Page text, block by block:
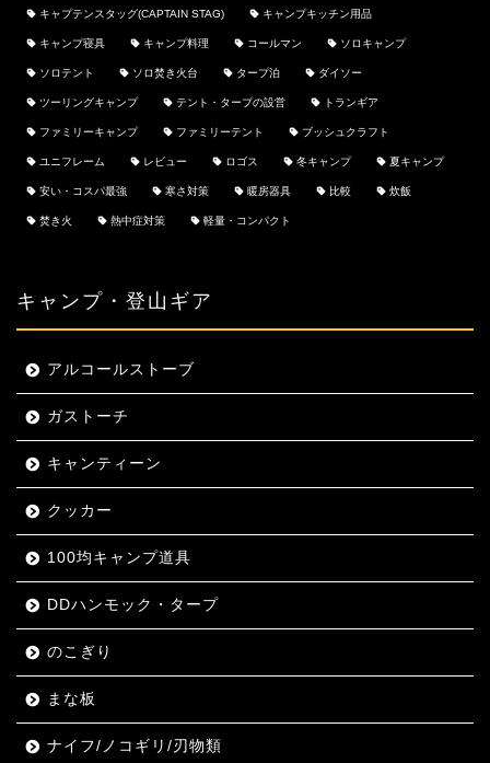
キャプテンスタッグ(CAPTAIN STAG) キャンプキッチン用品
キャンプ寝具 キャンプ料理 コールマン ソロキャンプ
ソロテント ソロ焚き火台 タープ泊 ダイソー
ツーリングキャンプ テント・タープの設営 トランギア
ファミリーキャンプ ファミリーテント ブッシュクラフト
ユニフレーム レビュー ロゴス 冬キャンプ 夏キャンプ
安い・コスパ最強 寒さ対策 暖房器具 比較 炊飯
焚き火 熱中症対策 軽量・コンパクト
キャンプ・登山ギア
アルコールストーブ
ガストーチ
キャンティーン
クッカー
100均キャンプ道具
DDハンモック・タープ
のこぎり
まな板
ナイフ/ノコギリ/刃物類